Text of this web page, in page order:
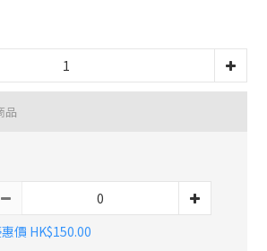
品
價 HK$150.00